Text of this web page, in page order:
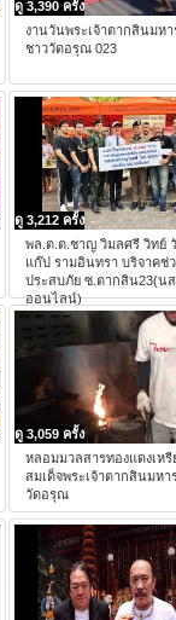
ดู 3,390 ครั้ง
งานวันพระเจ้าตากสินมหา
ชาววัดอรุณ 023
ดู 3,212 ครั้ง
พล.ต.ต.ชาญ วิมลศรี วิทย์
แก๊ป รามอินทรา บริจาคช่
ประสบภัย ซ.ตากสิน23(น
ออนไลน์)
ดู 3,059 ครั้ง
หลอมมวลสารทองแดงเห
สมเด็จพระเจ้าตากสินมหา
วัดอรุณ